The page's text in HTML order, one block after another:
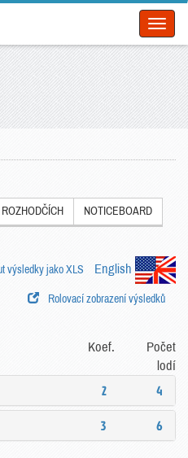
NOTICEBOARD
English
výsledky jako XLS
Rolovací zobrazení výsledků
Koef.
Počet
lodí
2
4
3 6